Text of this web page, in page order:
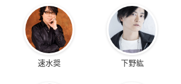
速水奨 下野紘